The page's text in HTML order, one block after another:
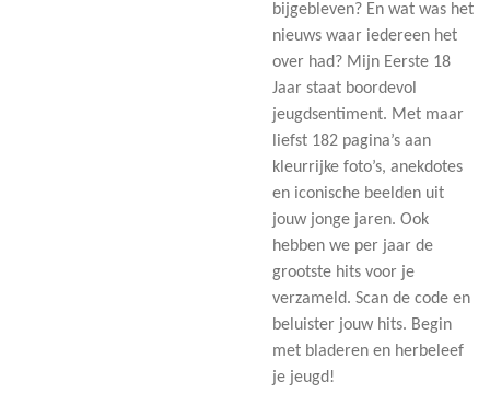
bijgebleven? En wat was het
nieuws waar iedereen het
over had? Mijn Eerste 18
Jaar staat boordevol
jeugdsentiment. Met maar
liefst 182 pagina’s aan
kleurrijke foto’s, anekdotes
en iconische beelden uit
jouw jonge jaren. Ook
hebben we per jaar de
grootste hits voor je
verzameld. Scan de code en
beluister jouw hits. Begin
met bladeren en herbeleef
je jeugd!